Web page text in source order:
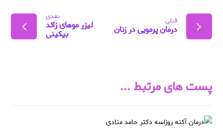
قبلی
درمان پرمویی در زنان
بعدی
لیزر موهای زائد
بیکینی
پست های مرتبط ...